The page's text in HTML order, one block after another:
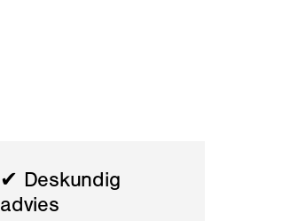
✔ Deskundig
advies